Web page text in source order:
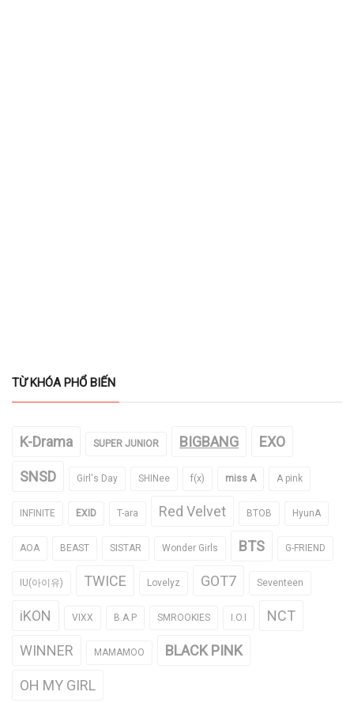
TỪ KHÓA PHỔ BIẾN
K-Drama SUPER JUNIOR BIGBANG EXO
SNSD Girl's Day SHINee f(x) miss A A pink
INFINITE EXID T-ara Red Velvet BTOB HyunA
AOA BEAST SISTAR Wonder Girls BTS G-FRIEND
IU(아이유) TWICE Lovelyz GOT7 Seventeen
iKON VIXX B.A.P SMROOKIES I.O.I NCT
WINNER MAMAMOO BLACK PINK
OH MY GIRL